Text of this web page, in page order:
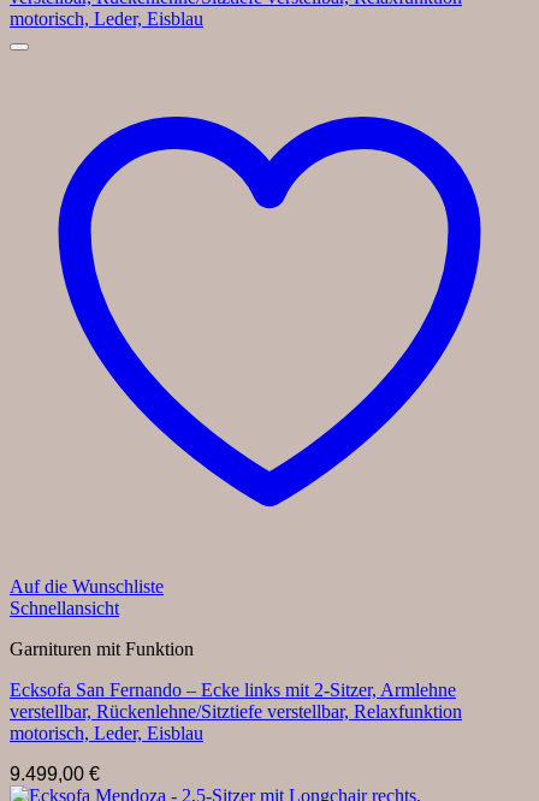
Auf die Wunschliste
Schnellansicht
Garnituren mit Funktion
Ecksofa San Fernando – Ecke links mit 2-Sitzer, Armlehne
verstellbar, Rückenlehne/Sitztiefe verstellbar, Relaxfunktion
motorisch, Leder, Eisblau
9.499,00 €